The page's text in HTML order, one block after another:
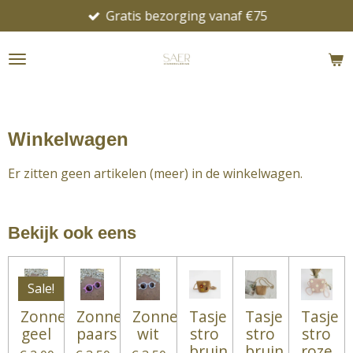
direct
naar
Gratis bezorging vanaf €75
Winkelwagen
Er zitten geen artikelen (meer) in de winkelwagen.
Bekijk ook eens
Sale!
Zonnebril
geel
Zonnebril
paars
Zonnebril
wit
Tasje
stro
Tasje
stro
Tasje
stro